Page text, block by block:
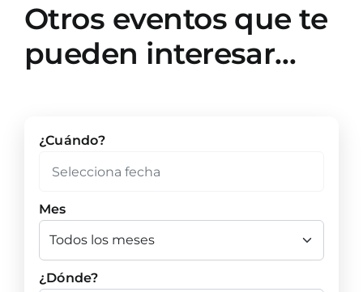
Otros eventos que te
pueden interesar…
¿Cuándo?
Mes
¿Dónde?